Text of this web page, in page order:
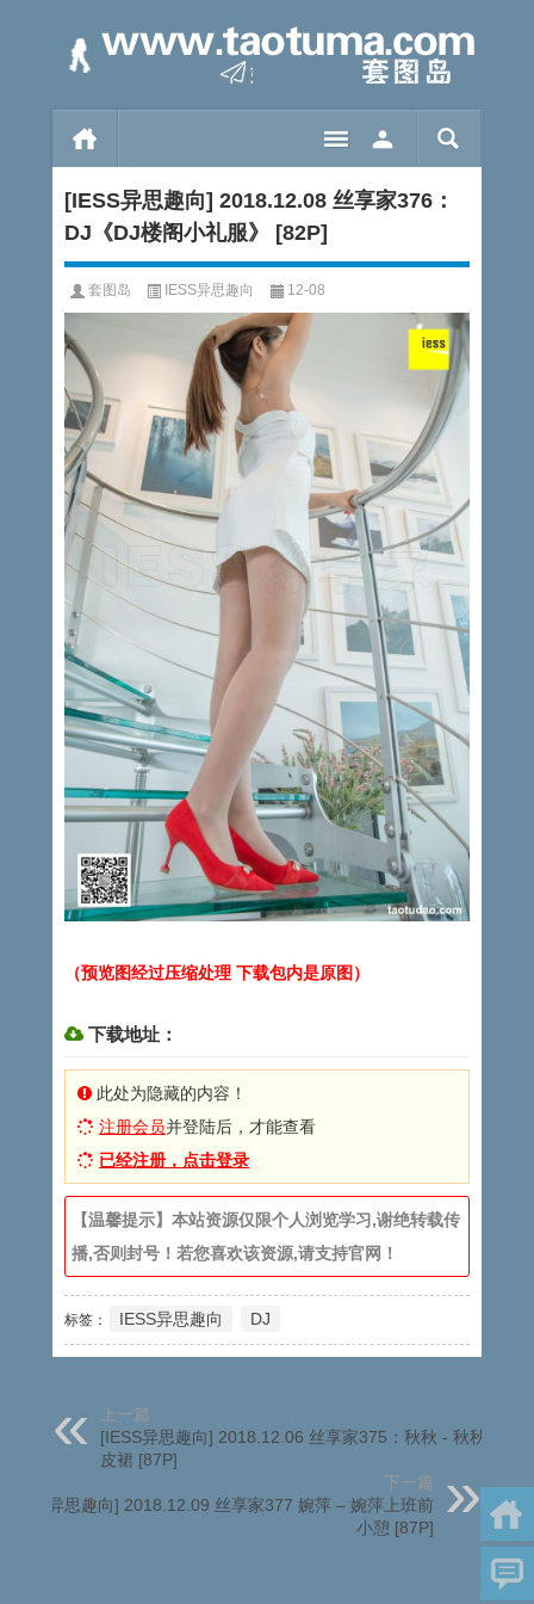
[IESS异思趣向] 2018.12.08 丝享家376：
DJ《DJ楼阁小礼服》 [82P]
套图岛 IESS异思趣向 12-08
（预览图经过压缩处理 下载包内是原图）
下载地址：
此处为隐藏的内容！
注册会员并登陆后，才能查看
已经注册，点击登录
【温馨提示】本站资源仅限个人浏览学习,谢绝转载传
播,否则封号！若您喜欢该资源,请支持官网！
标签： IESS异思趣向 DJ
上一篇
[IESS异思趣向] 2018.12.06 丝享家375：秋秋 - 秋秋的小
皮裙 [87P]
下一篇
[IESS异思趣向] 2018.12.09 丝享家377 婉萍 – 婉萍上班前
小憩 [87P]